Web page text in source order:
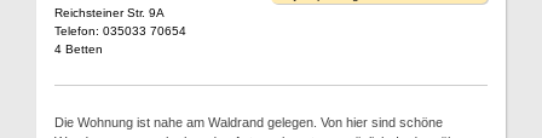
Reichsteiner Str. 9A
Telefon: 035033 70654
4 Betten
Die Wohnung ist nahe am Waldrand gelegen. Von hier sind schöne